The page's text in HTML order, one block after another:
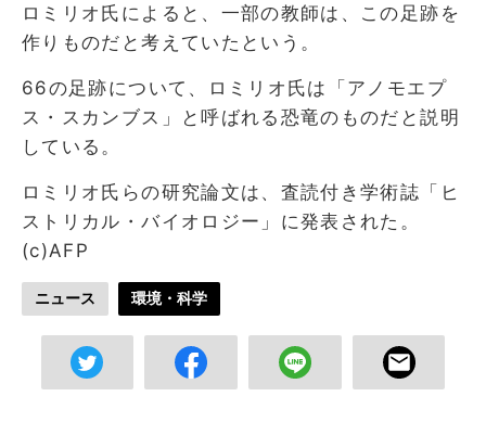
ロミリオ氏によると、一部の教師は、この足跡を
作りものだと考えていたという。
66の足跡について、ロミリオ氏は「アノモエプ
ス・スカンブス」と呼ばれる恐竜のものだと説明
している。
ロミリオ氏らの研究論文は、査読付き学術誌「ヒ
ストリカル・バイオロジー」に発表された。
(c)AFP
ニュース 環境・科学